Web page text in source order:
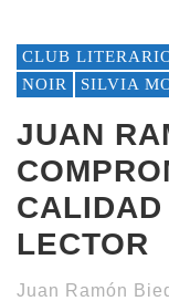
CLUB
NOIR
SILVIA
JUAN
LECTOR
Juan Ramón